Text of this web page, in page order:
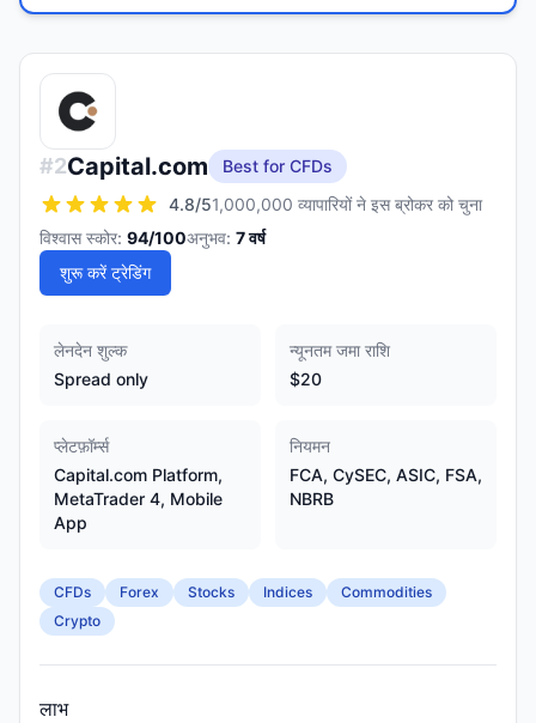
#2Capital.com
Best for CFDs
4.8/51,000,000 व्यापारियों ने इस ब्रोकर को चुना
विश्वास स्कोर: 94/100अनुभव: 7वर्ष
शुरू करें ट्रेडिंग
लेनदेन शुल्क
Spread only
न्यूनतम जमा राशि
$20
प्लेटफ़ॉर्म्स
Capital.com Platform,
MetaTrader 4, Mobile
App
नियमन
FCA, CySEC, ASIC, FSA,
NBRB
CFDs Forex Stocks Indices
Commodities
Crypto
लाभ